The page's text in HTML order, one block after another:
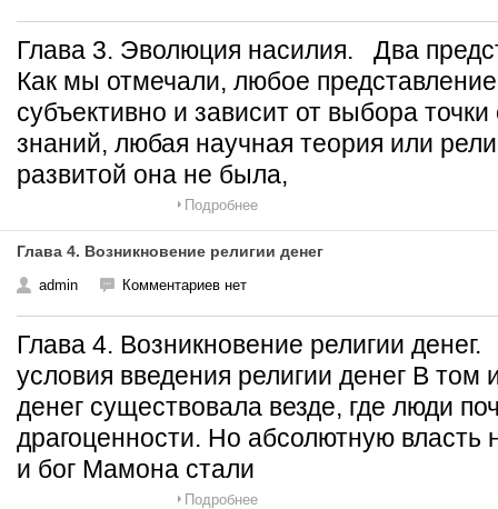
Глава 3. Эволюция насилия. Два
Как мы отмечали, любое
субъективно и зависит от выбора
знаний, любая научная теория или
развитой она не была,
Подробнее
Глава 4. Возникновение религии денег
admin Комментариев нет
Глава 4. Возникновение религии
условия введения религии денег В том
денег существовала везде, где люди
драгоценности. Но абсолютную власть
и бог Мамона стали
Подробнее